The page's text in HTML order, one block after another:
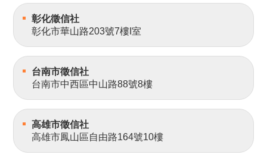
彰化徵信社
彰化市華山路203號7樓I室
台南市徵信社
台南市中西區中山路88號8樓
高雄市徵信社
高雄市鳳山區自由路164號10樓